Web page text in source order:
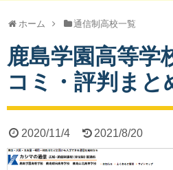
ホーム 通信制高校一覧
鹿島学園高等学
コミ・評判まと
2020/11/4 2021/8/20